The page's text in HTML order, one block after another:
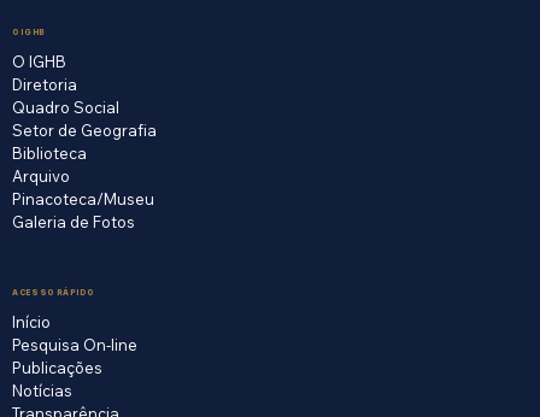
O IGHB
O IGHB
Diretoria
Quadro Social
Setor de Geografia
Biblioteca
Arquivo
Pinacoteca/Museu
Galeria de Fotos
ACESSO RÁPIDO
Início
Pesquisa On-line
Publicações
Notícias